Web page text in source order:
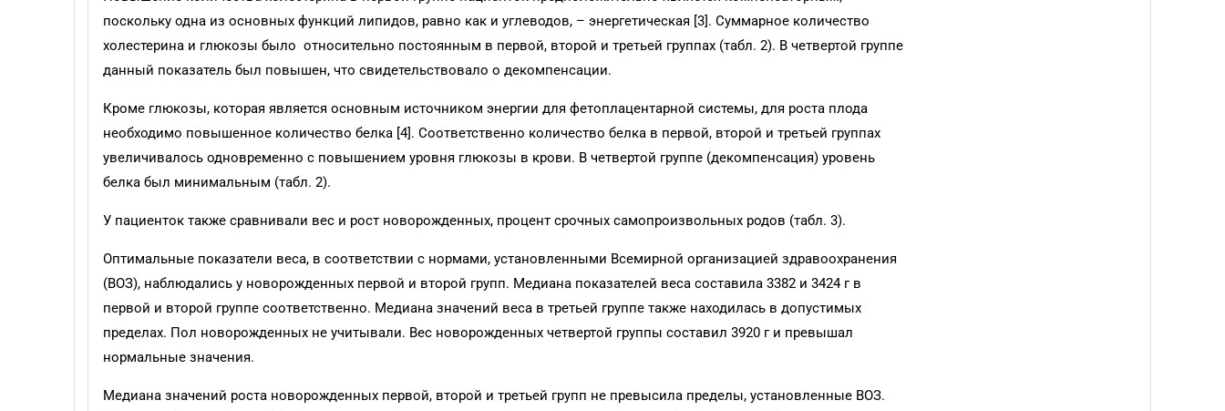
поскольку одна из основных функций липидов, равно как и углеводов, – энергетическая [3]. Суммарное количество
холестерина и глюкозы было относительно постоянным в первой, второй и третьей группах (табл. 2). В четвертой группе
данный показатель был повышен, что свидетельствовало о декомпенсации.
Кроме глюкозы, которая является основным источником энергии для фетоплацентарной системы, для роста плода
необходимо повышенное количество белка [4]. Соответственно количество белка в первой, второй и третьей группах
увеличивалось одновременно с повышением уровня глюкозы в крови. В четвертой группе (декомпенсация) уровень
белка был минимальным (табл. 2).
У пациенток также сравнивали вес и рост новорожденных, процент срочных самопроизвольных родов (табл. 3).
Оптимальные показатели веса, в соответствии с нормами, установленными Всемирной организацией здравоохранения
(ВОЗ), наблюдались у новорожденных первой и второй групп. Медиана показателей веса составила 3382 и 3424 г в
первой и второй группе соответственно. Медиана значений веса в третьей группе также находилась в допустимых
пределах. Пол новорожденных не учитывали. Вес новорожденных четвертой группы составил 3920 г и превышал
нормальные значения.
Медиана значений роста новорожденных первой, второй и третьей групп не превысила пределы, установленные ВОЗ.